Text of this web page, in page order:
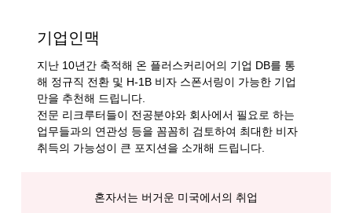
기업인맥
지난 10년간 축적해 온 플러스커리어의 기업 DB를 통
해 정규직 전환 및 H-1B 비자 스폰서링이 가능한 기업
만을 추천해 드립니다.
전문 리크루터들이 전공분야와 회사에서 필요로 하는
업무들과의 연관성 등을 꼼꼼히 검토하여 최대한 비자
취득의 가능성이 큰 포지션을 소개해 드립니다.
혼자서는 버거운 미국에서의 취업